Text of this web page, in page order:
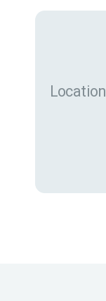
Location